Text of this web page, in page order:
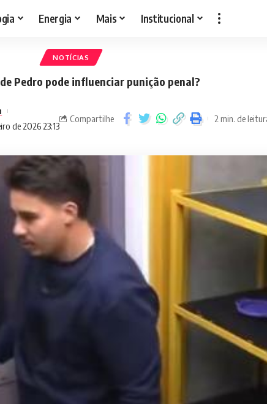
Energia Mais Institucional
NOTÍCIAS
Pedro pode influenciar punição penal?
de 2026 23:13
Compartilhe 2 min. de